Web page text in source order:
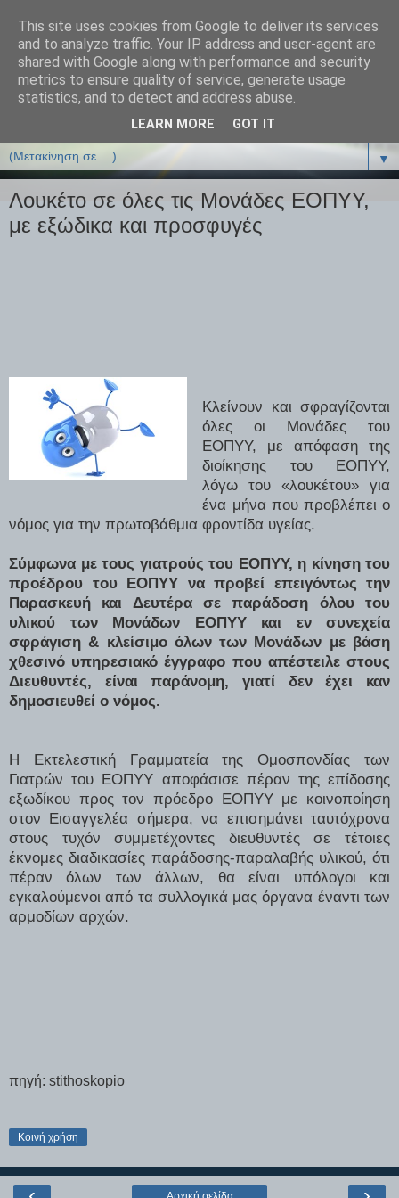
ΒΙΟΛΟΓΙΑonline.gr
Online Μαθήματα Βιολογίας
▼
Λουκέτο σε όλες τις Μονάδες ΕΟΠΥΥ,
με εξώδικα και προσφυγές
Κλείνουν και σφραγίζονται
όλες οι Μονάδες του
ΕΟΠΥΥ, με απόφαση της
διοίκησης του ΕΟΠΥΥ,
λόγω του «λουκέτου» για
ένα μήνα που προβλέπει ο
νόμος για την πρωτοβάθμια φροντίδα υγείας.
Σύμφωνα με τους γιατρούς του ΕΟΠΥΥ, η κίνηση του
προέδρου του ΕΟΠΥΥ να προβεί επειγόντως την
Παρασκευή και Δευτέρα σε παράδοση όλου του
υλικού των Μονάδων ΕΟΠΥΥ και εν συνεχεία
σφράγιση & κλείσιμο όλων των Μονάδων με βάση
χθεσινό υπηρεσιακό έγγραφο που απέστειλε στους
Διευθυντές, είναι παράνομη, γιατί δεν έχει καν
δημοσιευθεί ο νόμος.
Η Εκτελεστική Γραμματεία της Ομοσπονδίας των
Γιατρών του ΕΟΠΥΥ αποφάσισε πέραν της επίδοσης
εξωδίκου προς τον πρόεδρο ΕΟΠΥΥ με κοινοποίηση
στον Εισαγγελέα σήμερα, να επισημάνει ταυτόχρονα
στους τυχόν συμμετέχοντες διευθυντές σε τέτοιες
έκνομες διαδικασίες παράδοσης-παραλαβής υλικού, ότι
πέραν όλων των άλλων, θα είναι υπόλογοι και
εγκαλούμενοι από τα συλλογικά μας όργανα έναντι των
αρμοδίων αρχών.
πηγή: stithoskopio
Κοινή χρήση
This site uses cookies from Google to deliver its services
and to analyze traffic. Your IP address and user-agent are
shared with Google along with performance and security
metrics to ensure quality of service, generate usage
statistics, and to detect and address abuse.
LEARN MORE GOT IT